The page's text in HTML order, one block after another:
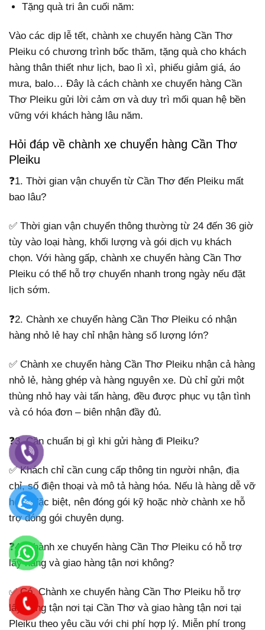
Tặng quà tri ân cuối năm:
Vào các dịp lễ tết, chành xe chuyển hàng Cần Thơ
Pleiku có chương trình bốc thăm, tặng quà cho khách
hàng thân thiết như lịch, bao lì xì, phiếu giảm giá, áo
mưa, balo… Đây là cách chành xe chuyển hàng Cần
Thơ Pleiku gửi lời cảm ơn và duy trì mối quan hệ bền
vững với khách hàng lâu năm.
Hỏi đáp về chành xe chuyển hàng Cần Thơ
Pleiku
❓1. Thời gian vận chuyển từ Cần Thơ đến Pleiku mất
bao lâu?
✅ Thời gian vận chuyển thông thường từ 24 đến 36 giờ
tùy vào loại hàng, khối lượng và gói dịch vụ khách
chọn. Với hàng gấp, chành xe chuyển hàng Cần Thơ
Pleiku có thể hỗ trợ chuyển nhanh trong ngày nếu đặt
lịch sớm.
❓2. Chành xe chuyển hàng Cần Thơ Pleiku có nhận
hàng nhỏ lẻ hay chỉ nhận hàng số lượng lớn?
✅ Chành xe chuyển hàng Cần Thơ Pleiku nhận cả hàng
nhỏ lẻ, hàng ghép và hàng nguyên xe. Dù chỉ gửi một
thùng nhỏ hay vài tấn hàng, đều được phục vụ tận tình
và có hóa đơn – biên nhận đầy đủ.
❓3. Cần chuẩn bị gì khi gửi hàng đi Pleiku?
✅ Khách chỉ cần cung cấp thông tin người nhận, địa
chỉ, số điện thoại và mô tả hàng hóa. Nếu là hàng dễ vỡ
hoặc đặc biệt, nên đóng gói kỹ hoặc nhờ chành xe hỗ
trợ đóng gói chuyên dụng.
❓4. Chành xe chuyển hàng Cần Thơ Pleiku có hỗ trợ
lấy hàng và giao hàng tận nơi không?
✅ Có. Chành xe chuyển hàng Cần Thơ Pleiku hỗ trợ
lấy hàng tận nơi tại Cần Thơ và giao hàng tận nơi tại
Pleiku theo yêu cầu với chi phí hợp lý. Miễn phí trong